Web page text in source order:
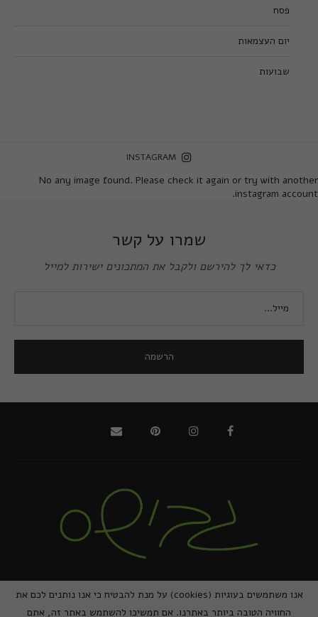
פסח
יום העצמאות
שבועות
INSTAGRAM
No any image found. Please check it again or try with another
instagram account.
שמרו על קשר
כדאי לך להירשם ולקבל את המתכונים ישירות למייל
אנו משתמשים בעוגיות (cookies) על מנת להבטיח כי אנו נותנים לכם את
החוויה הטובה ביותר באתרנו. אם תמשיכו להשתמש באתר זה, אתם